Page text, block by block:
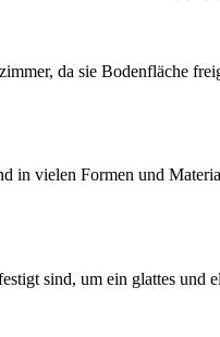
da sie Bodenfläche
in vielen Formen und
sind, um ein glattes und